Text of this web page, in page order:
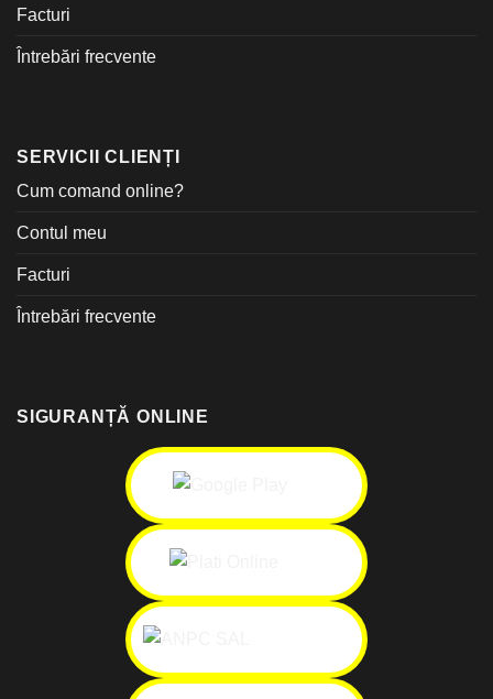
Facturi
Întrebări frecvente
SERVICII CLIENȚI
Cum comand online?
Contul meu
Facturi
Întrebări frecvente
SIGURANȚĂ ONLINE